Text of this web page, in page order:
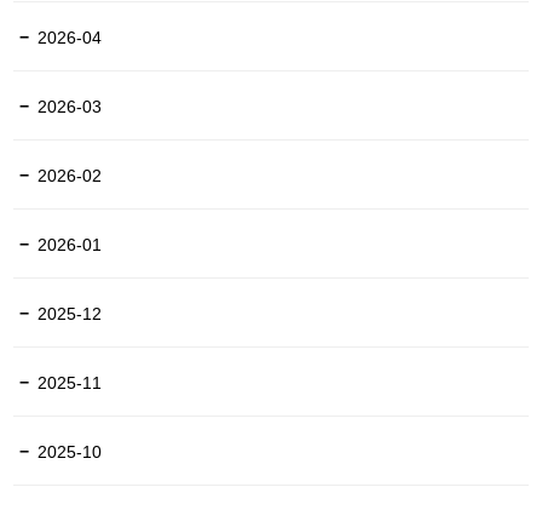
2026-04
2026-03
2026-02
2026-01
2025-12
2025-11
2025-10